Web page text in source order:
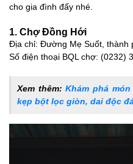
cho gia đình đấy nhé.
1. Chợ Đồng Hới
Địa chỉ: Đường Mẹ Suốt, thành
Số điện thoại BQL chợ: (0232)
Xem thêm:Khám phá
kẹp bột lọc giòn, dai độc